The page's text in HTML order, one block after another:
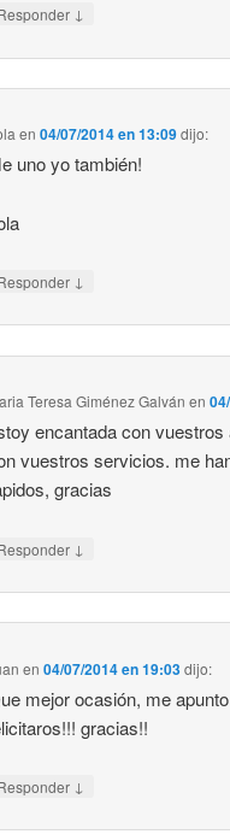
↓
en04/07/2014 en 13:09dijo:
uno yo también!
↓
Teresa Giménez Galván en
encantada con
vuestros servicios. me
gracias
↓
en04/07/2014 en 19:03dijo:
mejor ocasión, me
gracias!!
↓